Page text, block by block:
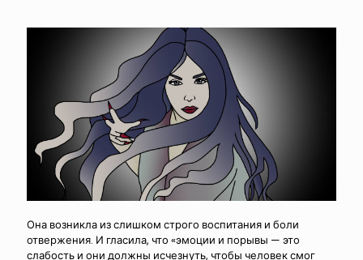
Она возникла из слишком строго воспитания и боли
отвержения. И гласила, что «эмоции и порывы — это
слабость и они должны исчезнуть, чтобы человек смог